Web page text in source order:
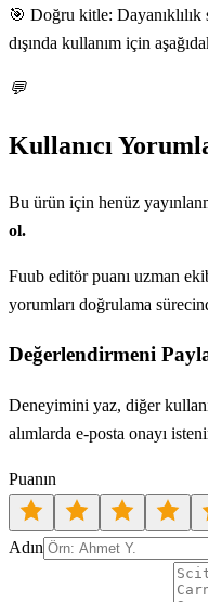
🎯 Doğru kitle: Dayanıklılık
dışında kullanım için
💬
Kullanıcı
Bu ürün için henüz
ol.
Fuub editör puanı uzman
yorumları doğrulama
Değerlendirmeni
Deneyimini yaz, diğer
alımlarda e-posta onayı
Puanın
Adın